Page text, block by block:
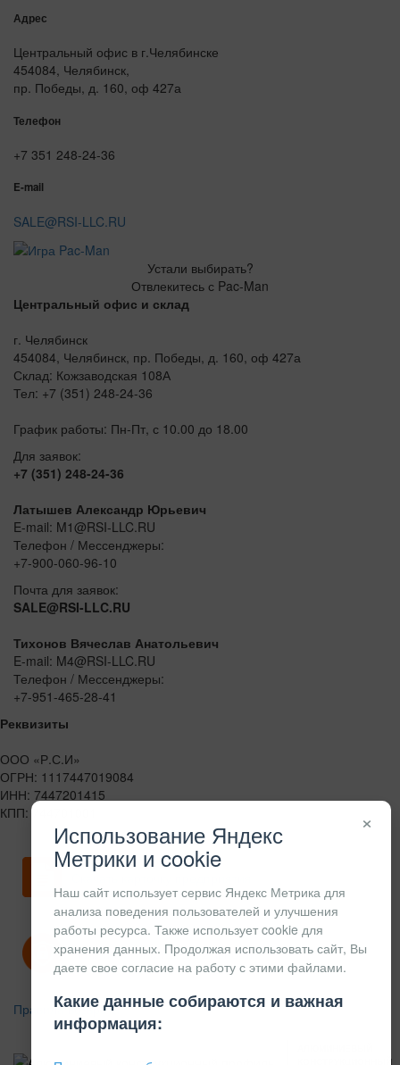
Адрес
Центральный офис в г.Челябинске
454084, Челябинск,
пр. Победы, д. 160, оф 427а
Телефон
+7 351 248-24-36
E-mail
SALE@RSI-LLC.RU
Устали выбирать?
Отвлекитесь с Pac-Man
Центральный офис и склад
г. Челябинск
454084, Челябинск, пр. Победы, д. 160, оф 427а
Склад: Кожзаводская 108А
Тел: +7 (351) 248-24-36
График работы: Пн-Пт, с 10.00 до 18.00
Для заявок:
+7 (351) 248-24-36
Латышев Александр Юрьевич
E-mail: M1@RSI-LLC.RU
Телефон / Мессенджеры:
+7-900-060-96-10
Почта для заявок:
SALE@RSI-LLC.RU
Тихонов Вячеслав Анатольевич
E-mail: M4@RSI-LLC.RU
Телефон / Мессенджеры:
+7-951-465-28-41
Реквизиты
ООО «Р.С.И»
ОГРН: 1117447019084
ИНН: 7447201415
КПП: 744701001
Скачать карточку предприятия
Политика конфиденциальности
Правила возврата
КОНСТРУКЦИОННЫЙ
×
Использование Яндекс
Метрики и cookie
Наш сайт использует сервис Яндекс Метрика для
анализа поведения пользователей и улучшения
работы ресурса. Также использует cookie для
хранения данных. Продолжая использовать сайт, Вы
даете свое согласие на работу с этими файлами.
Какие данные собираются и важная
информация: